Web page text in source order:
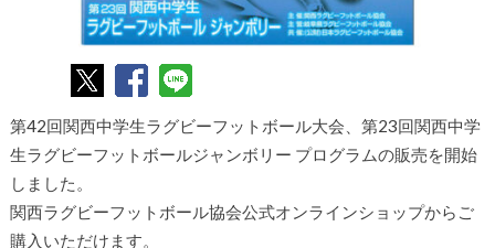
第42回関西中学生ラグビーフットボール大会、 第23回関西中学
生ラグビーフットボールジャンボリー プログラムの販売を開始
しました。
関西ラグビーフットボール協会公式オンラインショップからご
購入いただけます。